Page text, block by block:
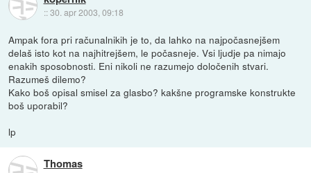
::30. apr 2003, 09:18
Ampak fora pri računalnikih je to, da lahko na najpočasnejšem
delaš isto kot na najhitrejšem, le počasneje. Vsi ljudje pa nimajo
enakih sposobnosti. Eni nikoli ne razumejo določenih stvari.
Razumeš dilemo?
Kako boš opisal smisel za glasbo? kakšne programske konstrukte
boš uporabil?
lp
Thomas